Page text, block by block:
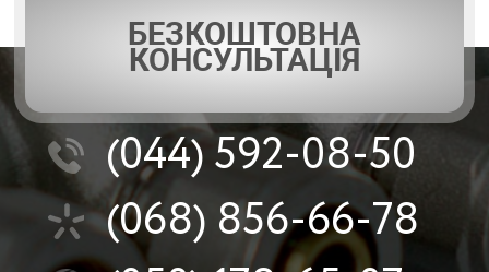
БЕЗКОШТОВНА
КОНСУЛЬТАЦІЯ
(044)592-08-50
(068) 856-66-78